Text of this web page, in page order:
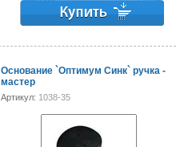
Основание `Оптимум Синк` ручка -
мастер
Артикул: 1038-35